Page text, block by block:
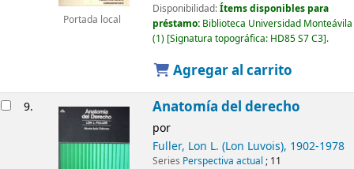
Portada local
Disponibilidad:Ítems disponibles para
préstamo: Biblioteca Universidad Monteávila
(1) Signatura topográfica: HD85 S7 C3 .
Agregar al carrito
9. Anatomía del derecho
por
Fuller, Lon L. (Lon Luvois), 1902-1978
Series Perspectiva actual ; 11